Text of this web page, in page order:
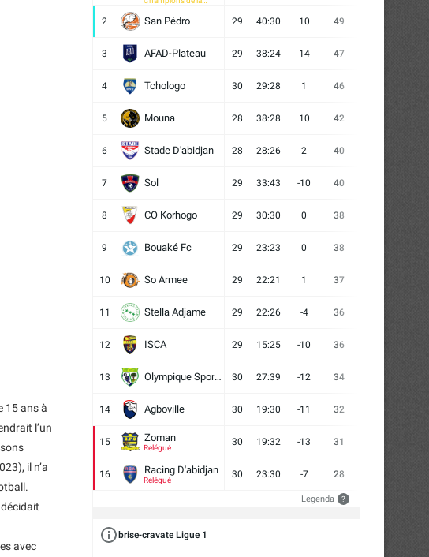
15 ans à
l’un
il n’a
avec
2 San Pédro 29 40:30 10 49
3 AFAD-Plateau 29 38:24 14 47
4 Tchologo 30 29:28 1 46
5 Mouna 28 38:28 10 42
6 Stade D'abidjan 28 28:26 2 40
7 Sol 29 33:43 -10 40
8 CO Korhogo 29 30:30 0 38
9 Bouaké Fc 29 23:23 0 38
10 So Armee 29 22:21 1 37
11 Stella Adjame 29 22:26 -4 36
12 ISCA 29 15:25 -10 36
13 Olympique Sport d'Abobo FC 30 27:39 -12 34
14 Agboville 30 19:30 -11 32
15 Zoman
Relégué
30 19:32 -13 31
16 Racing D'abidjan
Relégué
30 23:30 -7 28
Legenda ?
brise-cravate Ligue 1